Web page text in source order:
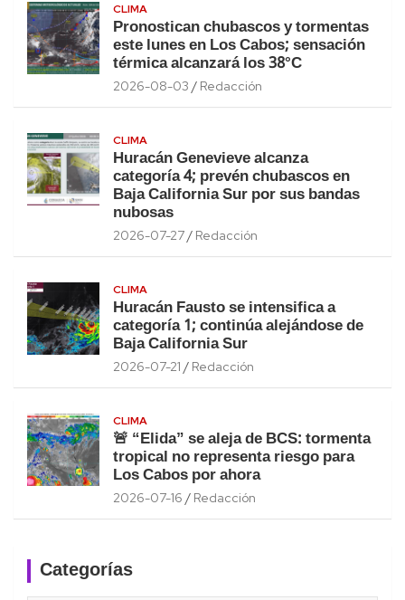
CLIMA
Pronostican chubascos y tormentas
este lunes en Los Cabos; sensación
térmica alcanzará los 38°C
2026-08-03 Redacción
CLIMA
Huracán Genevieve alcanza
categoría 4; prevén chubascos en
Baja California Sur por sus bandas
nubosas
2026-07-27 Redacción
CLIMA
Huracán Fausto se intensifica a
categoría 1; continúa alejándose de
Baja California Sur
2026-07-21 Redacción
CLIMA
🚨 “Elida” se aleja de BCS: tormenta
tropical no representa riesgo para
Los Cabos por ahora
2026-07-16 Redacción
Categorías